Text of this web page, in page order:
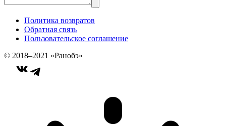
Политика возвратов
Обратная связь
Пользовательское соглашение
© 2018–2021 «Ранобэ»